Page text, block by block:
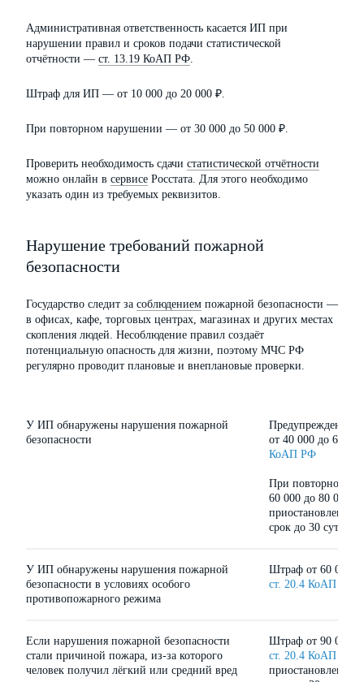
Административная ответственность касается ИП при
нарушении правил и сроков подачи статистической
отчётности — ст. 13.19 КоАП РФ.
Штраф для ИП — от 10 000 до 20 000 ₽.
При повторном нарушении — от 30 000 до 50 000 ₽.
Проверить необходимость сдачи статистической отчётности
можно онлайн в сервисе Росстата. Для этого необходимо
указать один из требуемых реквизитов.
Нарушение требований пожарной
безопасности
Государство следит за соблюдением пожарной безопасности —
в офисах, кафе, торговых центрах, магазинах и других местах
скопления людей. Несоблюдение правил создаёт
потенциальную опасность для жизни, поэтому МЧС РФ
регулярно проводит плановые и внеплановые проверки.
У ИП обнаружены нарушения пожарной
безопасности
Предупреждение
от 40 000 до 60
КоАП РФ
При повторном
60 000 до 80 000 ₽
приостановление
срок до 30 суток
У ИП обнаружены нарушения пожарной
безопасности в условиях особого
противопожарного режима
Штраф от 60 000
ст. 20.4 КоАП РФ
Если нарушения пожарной безопасности
стали причиной пожара, из-за которого
человек получил лёгкий или средний вред
Штраф от 90 000
ст. 20.4 КоАП РФ
приостановление